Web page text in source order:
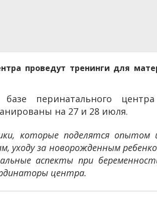
проведут тренинги для
перинатального
на 27 и 28 июля.
которые поделятся опытом
уходу за новорожденным
аспекты при
центра.